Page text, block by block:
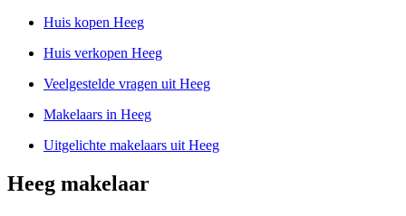
Huis kopen Heeg
Huis verkopen Heeg
Veelgestelde vragen uit Heeg
Makelaars in Heeg
Uitgelichte makelaars uit Heeg
Heeg makelaar